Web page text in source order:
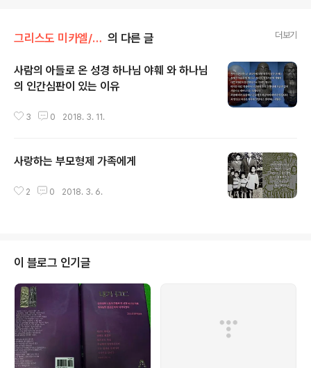
그리스도 미카엘/시작 과 끝 의 다른 글 더보기
사람의 아들로 온 성경 하나님 야훼 와 하나님
의 인간심판이 있는 이유
3 0 2018. 3. 11.
사랑하는 부모형제 가족에게
2 0 2018. 3. 6.
이 블로그 인기글